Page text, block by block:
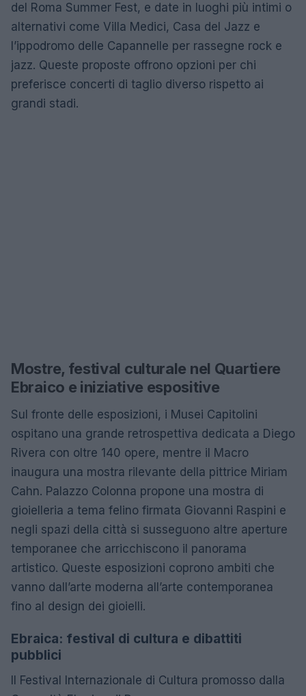
del Roma Summer Fest, e date in luoghi più intimi o
alternativi come Villa Medici, Casa del Jazz e
l’ippodromo delle Capannelle per rassegne rock e
jazz. Queste proposte offrono opzioni per chi
preferisce concerti di taglio diverso rispetto ai
grandi stadi.
Mostre, festival culturale nel Quartiere
Ebraico e iniziative espositive
Sul fronte delle esposizioni, i Musei Capitolini
ospitano una grande retrospettiva dedicata a Diego
Rivera con oltre 140 opere, mentre il Macro
inaugura una mostra rilevante della pittrice Miriam
Cahn. Palazzo Colonna propone una mostra di
gioielleria a tema felino firmata Giovanni Raspini e
negli spazi della città si susseguono altre aperture
temporanee che arricchiscono il panorama
artistico. Queste esposizioni coprono ambiti che
vanno dall’arte moderna all’arte contemporanea
fino al design dei gioielli.
Ebraica: festival di cultura e dibattiti
pubblici
Il Festival Internazionale di Cultura promosso dalla